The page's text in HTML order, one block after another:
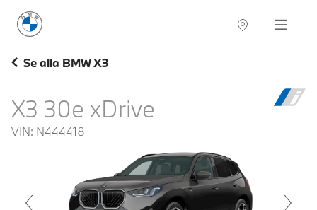
BMW Sverige Navigation
Se alla BMW X3
X3 30e xDrive
VIN: N444418